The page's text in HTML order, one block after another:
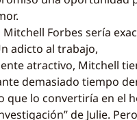
Forbes sería
adicto al trabajo,
atractivo, Mitchell
demasiado tiempo
que lo convertiría en el
de Julie.